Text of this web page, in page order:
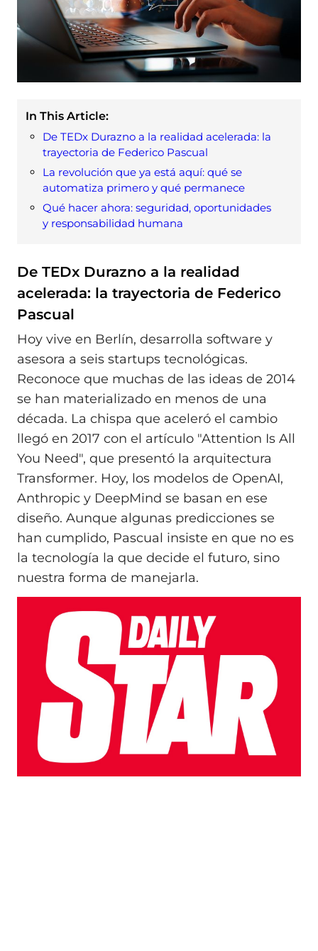
In This Article:
De TEDx Durazno a la realidad acelerada: la
trayectoria de Federico Pascual
La revolución que ya está aquí: qué se
automatiza primero y qué permanece
Qué hacer ahora: seguridad, oportunidades
y responsabilidad humana
De TEDx Durazno a la realidad
acelerada: la trayectoria de Federico
Pascual
Hoy vive en Berlín, desarrolla software y
asesora a seis startups tecnológicas.
Reconoce que muchas de las ideas de 2014
se han materializado en menos de una
década. La chispa que aceleró el cambio
llegó en 2017 con el artículo "Attention Is All
You Need", que presentó la arquitectura
Transformer. Hoy, los modelos de OpenAI,
Anthropic y DeepMind se basan en ese
diseño. Aunque algunas predicciones se
han cumplido, Pascual insiste en que no es
la tecnología la que decide el futuro, sino
nuestra forma de manejarla.